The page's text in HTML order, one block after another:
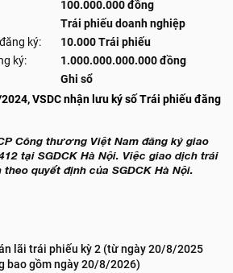
100.000.000 đồng
Trái phiếu doanh nghiệp
ký:
10.000 Trái phiếu
ký:
1.000.000.000.000 đồng
Ghi sổ
VSDC nhận lưu ký số Trái phiếu đăng
Công thương Việt Nam đăng ký giao
tại SGDCK Hà Nội. Việc giao dịch trái
quyết định của SGDCK Hà Nội.
lãi trái phiếu kỳ 2 (từ ngày 20/8/2025
bao gồm ngày 20/8/2026)